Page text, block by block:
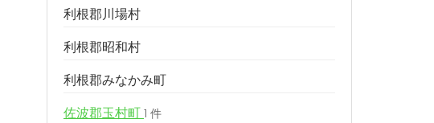
利根郡川場村
利根郡昭和村
利根郡みなかみ町
佐波郡玉村町 1 件